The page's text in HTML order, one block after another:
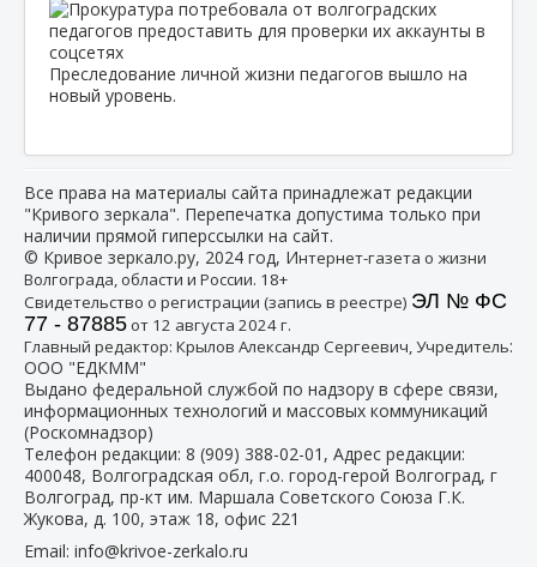
Преследование личной жизни педагогов вышло на
новый уровень.
Все права на материалы сайта принадлежат редакции
"Кривого зеркала". Перепечатка допустима только при
наличии прямой гиперссылки на сайт.
© Кривое зеркало.ру, 2024 год, Интернет-газета о жизни
Волгограда, области и России. 18+
Свидетельство о регистрации (запись в реестре) ЭЛ № ФС
77 - 87885от 12 августа 2024 г.
Главный редактор: Крылов Александр Сергеевич, Учредитель:
ООО "ЕДКММ"
Выдано федеральной службой по надзору в сфере связи,
информационных технологий и массовых коммуникаций
(Роскомнадзор)
Телефон редакции: 8 (909) 388-02-01 , Адрес редакции:
400048, Волгоградская обл, г.о. город-герой Волгоград, г
Волгоград, пр-кт им. Маршала Советского Союза Г.К.
Жукова, д. 100, этаж 18, офис 221
Email: info@krivoe-zerkalo.ru